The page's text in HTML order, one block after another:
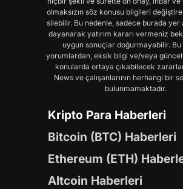
olmaksızın söz konusu bilgileri
silebilir. Bu nedenle, sadece burada yer
dayanarak yatırım kararı vermeniz
uygun sonuçlar doğurmayabilir. Bu
yorumlardan, eksik bilgi ve/veya
konularda ortaya çıkabilecek
News ve çalışanlarının herhangi bir
bulunmamaktadır.
Kripto Para Haberleri
Bitcoin (BTC) Haberleri
Ethereum (ETH)
Altcoin Haberleri